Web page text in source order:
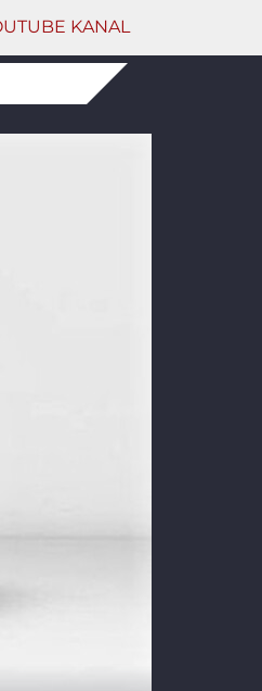
KANAL